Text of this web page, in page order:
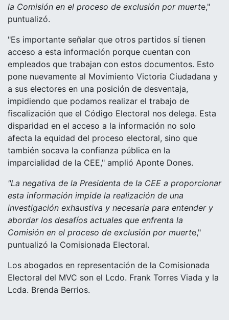
la Comisión en el proceso de exclusión por muerte,"
puntualizó.
"Es importante señalar que otros partidos sí tienen
acceso a esta información porque cuentan con
empleados que trabajan con estos documentos. Esto
pone nuevamente al Movimiento Victoria Ciudadana y
a sus electores en una posición de desventaja,
impidiendo que podamos realizar el trabajo de
fiscalización que el Código Electoral nos delega. Esta
disparidad en el acceso a la información no solo
afecta la equidad del proceso electoral, sino que
también socava la confianza pública en la
imparcialidad de la CEE," amplió Aponte Dones.
"La negativa de la Presidenta de la CEE a proporcionar
esta información impide la realización de una
investigación exhaustiva y necesaria para entender y
abordar los desafíos actuales que enfrenta la
Comisión en el proceso de exclusión por muerte,"
puntualizó la Comisionada Electoral.
Los abogados en representación de la Comisionada
Electoral del MVC son el Lcdo. Frank Torres Viada y la
Lcda. Brenda Berrios.